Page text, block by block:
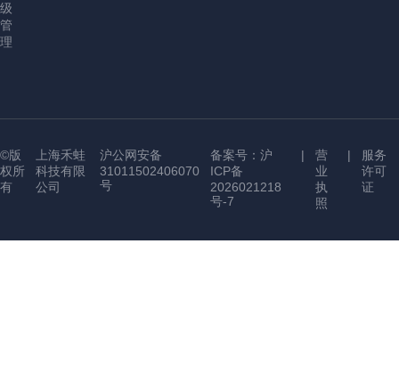
级
管
理
©版
权所
有
上海禾蛙
科技有限
公司
沪公网安备
31011502406070
号
备案号：沪
ICP备
2026021218
号-7
|
营
业
执
照
|
服务
许可
证